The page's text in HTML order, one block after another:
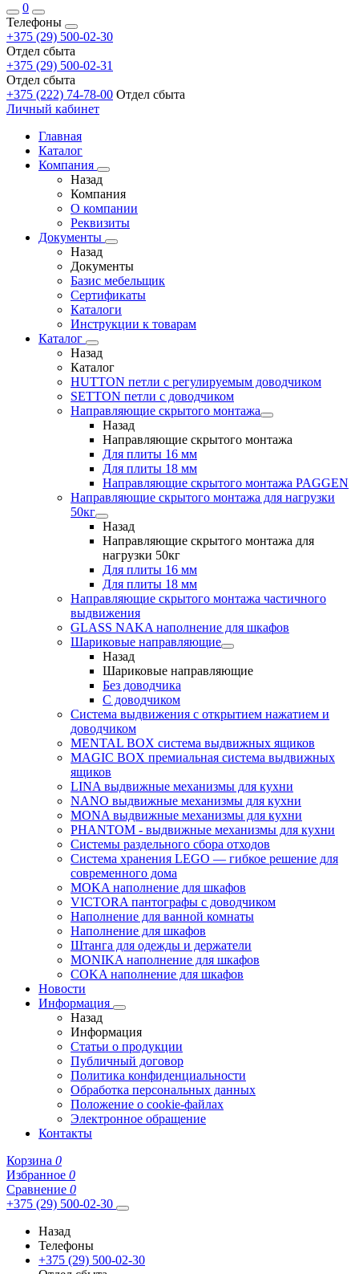
0
Телефоны
+375 (29) 500-02-30
Отдел сбыта
+375 (29) 500-02-31
Отдел сбыта
+375 (222) 74-78-00 Отдел сбыта
Личный кабинет
Главная
Каталог
Компания
Назад
Компания
О компании
Реквизиты
Документы
Назад
Документы
Базис мебельщик
Сертификаты
Каталоги
Инструкции к товарам
Каталог
Назад
Каталог
HUTTON петли с регулируемым доводчиком
SETTON петли с доводчиком
Направляющие скрытого монтажа
Назад
Направляющие скрытого монтажа
Для плиты 16 мм
Для плиты 18 мм
Направляющие скрытого монтажа PAGGEN
Направляющие скрытого монтажа для нагрузки
50кг
Назад
Направляющие скрытого монтажа для
нагрузки 50кг
Для плиты 16 мм
Для плиты 18 мм
Направляющие скрытого монтажа частичного
выдвижения
GLASS NAKA наполнение для шкафов
Шариковые направляющие
Назад
Шариковые направляющие
Без доводчика
С доводчиком
Система выдвижения с открытием нажатием и
доводчиком
MENTAL BOX система выдвижных ящиков
MAGIC BOX премиальная система выдвижных
ящиков
LINA выдвижные механизмы для кухни
NANO выдвижные механизмы для кухни
MONA выдвижные механизмы для кухни
PHANTOM - выдвижные механизмы для кухни
Системы раздельного сбора отходов
Система хранения LEGO — гибкое решение для
современного дома
MOKA наполнение для шкафов
VICTORA пантографы с доводчиком
Наполнение для ванной комнаты
Наполнение для шкафов
Штанга для одежды и держатели
MONIKA наполнение для шкафов
COKA наполнение для шкафов
Новости
Информация
Назад
Информация
Статьи о продукции
Публичный договор
Политика конфиденциальности
Обработка персональных данных
Положение о cookie-файлах
Электронное обращение
Контакты
Корзина 0
Избранное 0
Сравнение 0
+375 (29) 500-02-30
Назад
Телефоны
+375 (29) 500-02-30